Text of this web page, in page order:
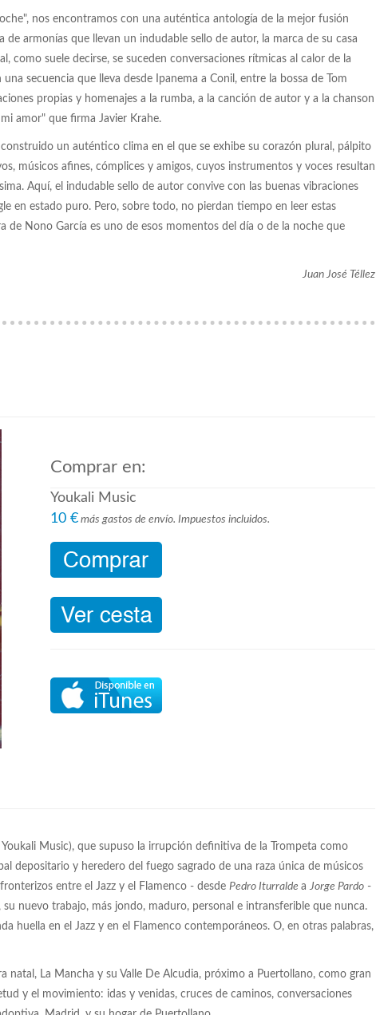
nos encontramos con una auténtica antología de la mejor fusión
armonías que llevan un indudable sello de autor, la marca de su casa
como suele decirse, se suceden conversaciones rítmicas al calor de la
secuencia que lleva desde Ipanema a Conil, entre la bossa de Tom
propias y homenajes a la rumba, a la canción de autor y a la chanson
amor" que firma Javier Krahe.
un auténtico clima en el que se exhibe su corazón plural, pálpito
músicos afines, cómplices y amigos, cuyos instrumentos y voces resultan
Aquí, el indudable sello de autor convive con las buenas vibraciones
en estado puro. Pero, sobre todo, no pierdan tiempo en leer estas
de Nono García es uno de esos momentos del día o de la noche que
Juan José Téllez
Comprar en:
Youkali Music
10 € más gastos de envío. Impuestos incluidos.
Youkali Music), que supuso la irrupción definitiva de la Trompeta como
depositario y heredero del fuego sagrado de una raza única de músicos
entre el Jazz y el Flamenco - desde Pedro Iturralde a Jorge Pardo -
, su nuevo trabajo, más jondo, maduro, personal e intransferible que nunca.
huella en el Jazz y en el Flamenco contemporáneos. O, en otras palabras,
La Mancha y su Valle De Alcudia, próximo a Puertollano, como gran
y el movimiento: idas y venidas, cruces de caminos, conversaciones